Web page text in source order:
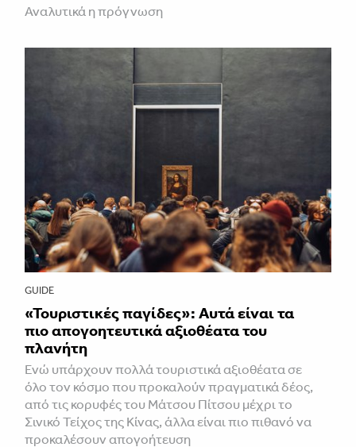
Αναλυτικά η πρόγνωση
GUIDE
«Τουριστικές παγίδες»: Αυτά είναι τα
πιο απογοητευτικά αξιοθέατα του
πλανήτη
Ενώ υπάρχουν πολλά τουριστικά αξιοθέατα σε
όλο τον κόσμο που προκαλούν πραγματικά δέος,
από τις κορυφές του Μάτσου Πίτσου μέχρι το
Σινικό Τείχος της Κίνας, άλλα είναι πιο πιθανό να
προκαλέσουν απογοήτευση